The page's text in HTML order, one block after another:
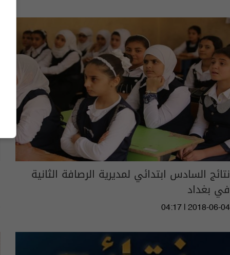
نتائج السادس ابتدائي لمديرية الرصافة الثانية
في بغداد
04:17 | 2018-06-04